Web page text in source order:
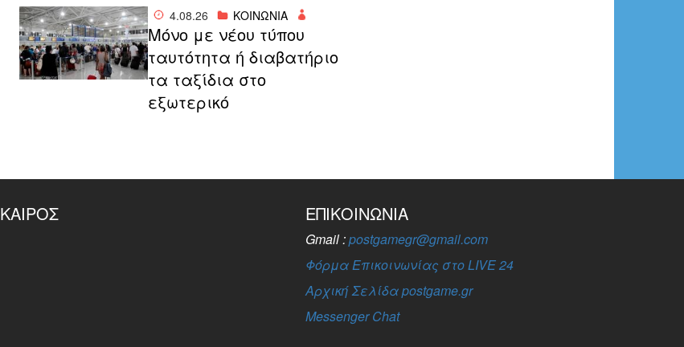
4.08.26 ΚΟΙΝΩΝΙΑ
Μόνο με νέου τύπου
ταυτότητα ή διαβατήριο
τα ταξίδια στο
εξωτερικό
ΚΑΙΡΌΣ ΕΠΙΚΟΙΝΩΝΊΑ
Gmail :postgamegr@gmail.com
Φόρμα Επικοινωνίας στο LIVE 24
Αρχική Σελίδα postgame.gr
Messenger Chat